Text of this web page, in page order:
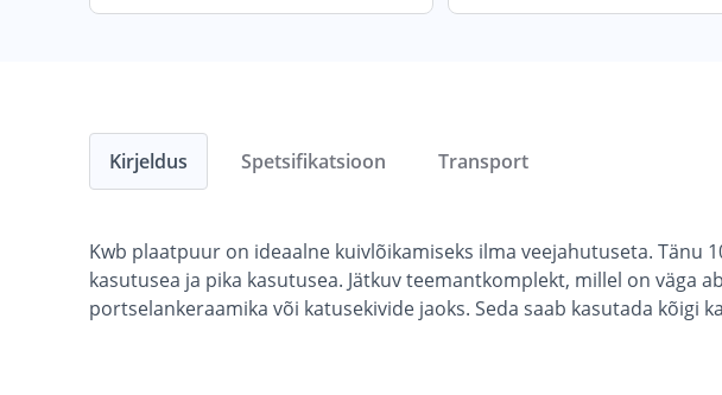
Kirjeldus
Kwb plaatpuur on ideaalne kuivlõikamiseks ilma veejahutuseta.
kasutusea ja pika kasutusea. Jätkuv teemantkomplekt, millel on väga
portselankeraamika või katusekivide jaoks. Seda saab kasutada
Spetsifikatsioon Transport